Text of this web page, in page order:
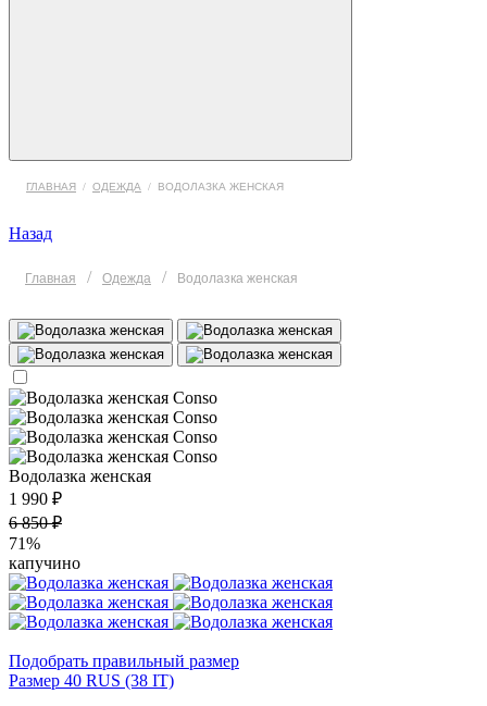
ГЛАВНАЯ / ОДЕЖДА / ВОДОЛАЗКА ЖЕНСКАЯ
Назад
Главная / Одежда / Водолазка женская
Водолазка женская
1 990 ₽
6 850 ₽
71%
капучино
Подобрать правильный размер
Размер 40 RUS (38 IT)